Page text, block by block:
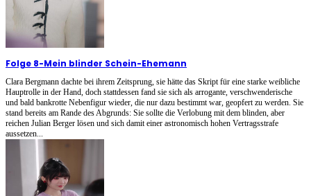
Folge 8-Mein blinder Schein-Ehemann
Clara Bergmann dachte bei ihrem Zeitsprung, sie hätte das Skript für eine starke weibliche
Hauptrolle in der Hand, doch stattdessen fand sie sich als arrogante, verschwenderische
und bald bankrotte Nebenfigur wieder, die nur dazu bestimmt war, geopfert zu werden. Sie
stand bereits am Rande des Abgrunds: Sie sollte die Verlobung mit dem blinden, aber
reichen Julian Berger lösen und sich damit einer astronomisch hohen Vertragsstrafe
aussetzen...